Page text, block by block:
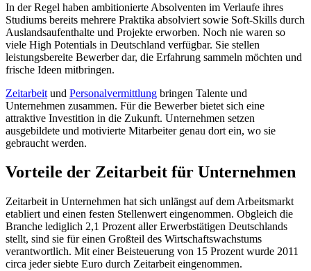
In der Regel haben ambitionierte Absolventen im Verlaufe ihres
Studiums bereits mehrere Praktika absolviert sowie Soft-Skills durch
Auslandsaufenthalte und Projekte erworben. Noch nie waren so
viele High Potentials in Deutschland verfügbar. Sie stellen
leistungsbereite Bewerber dar, die Erfahrung sammeln möchten und
frische Ideen mitbringen.
Zeitarbeit und Personalvermittlung bringen Talente und
Unternehmen zusammen. Für die Bewerber bietet sich eine
attraktive Investition in die Zukunft. Unternehmen setzen
ausgebildete und motivierte Mitarbeiter genau dort ein, wo sie
gebraucht werden.
Vorteile der Zeitarbeit für Unternehmen
Zeitarbeit in Unternehmen hat sich unlängst auf dem Arbeitsmarkt
etabliert und einen festen Stellenwert eingenommen. Obgleich die
Branche lediglich 2,1 Prozent aller Erwerbstätigen Deutschlands
stellt, sind sie für einen Großteil des Wirtschaftswachstums
verantwortlich. Mit einer Beisteuerung von 15 Prozent wurde 2011
circa jeder siebte Euro durch Zeitarbeit eingenommen.